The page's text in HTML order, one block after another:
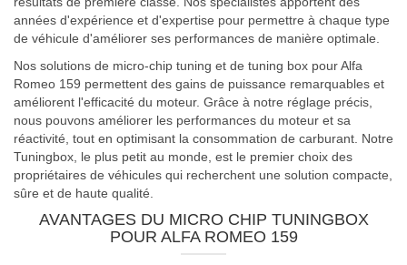
années d'expérience et d'expertise pour permettre à chaque type
de véhicule d'améliorer ses performances de manière optimale.
Nos solutions de micro-chip tuning et de tuning box pour Alfa
Romeo 159 permettent des gains de puissance remarquables et
améliorent l'efficacité du moteur. Grâce à notre réglage précis,
nous pouvons améliorer les performances du moteur et sa
réactivité, tout en optimisant la consommation de carburant. Notre
Tuningbox, le plus petit au monde, est le premier choix des
propriétaires de véhicules qui recherchent une solution compacte,
sûre et de haute qualité.
AVANTAGES DU MICRO CHIP TUNINGBOX
POUR ALFA ROMEO 159